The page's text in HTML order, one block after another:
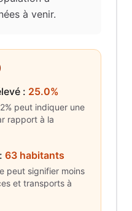
à venir.
: 25.0%
peut indiquer une
rapport à la
: 63 habitants
peut signifier moins
et transports à